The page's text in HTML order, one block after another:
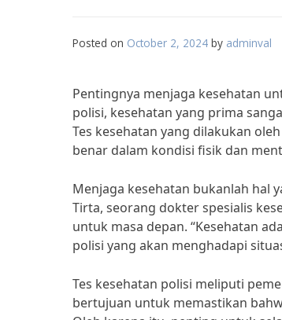
Posted on October 2, 2024 by adminval
Pentingnya menjaga kesehatan
polisi, kesehatan yang prima
Tes kesehatan yang dilakukan
benar dalam kondisi fisik dan
Menjaga kesehatan bukanlah hal
Tirta, seorang dokter spesialis
untuk masa depan. “Kesehatan
polisi yang akan menghadapi
Tes kesehatan polisi meliputi
bertujuan untuk memastikan